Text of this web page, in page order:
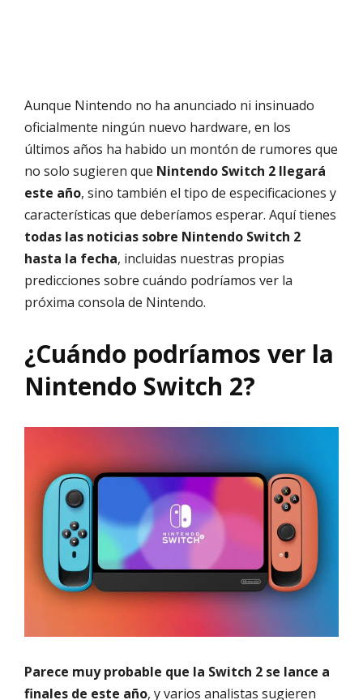
Aunque Nintendo no ha anunciado ni insinuado
oficialmente ningún nuevo hardware, en los
últimos años ha habido un montón de rumores que
no solo sugieren que Nintendo Switch 2 llegará
este año, sino también el tipo de especificaciones y
características que deberíamos esperar. Aquí tienes
todas las noticias sobre Nintendo Switch 2
hasta la fecha, incluidas nuestras propias
predicciones sobre cuándo podríamos ver la
próxima consola de Nintendo.
¿Cuándo podríamos ver la
Nintendo Switch 2?
Parece muy probable que la Switch 2 se lance a
finales de este año, y varios analistas sugieren